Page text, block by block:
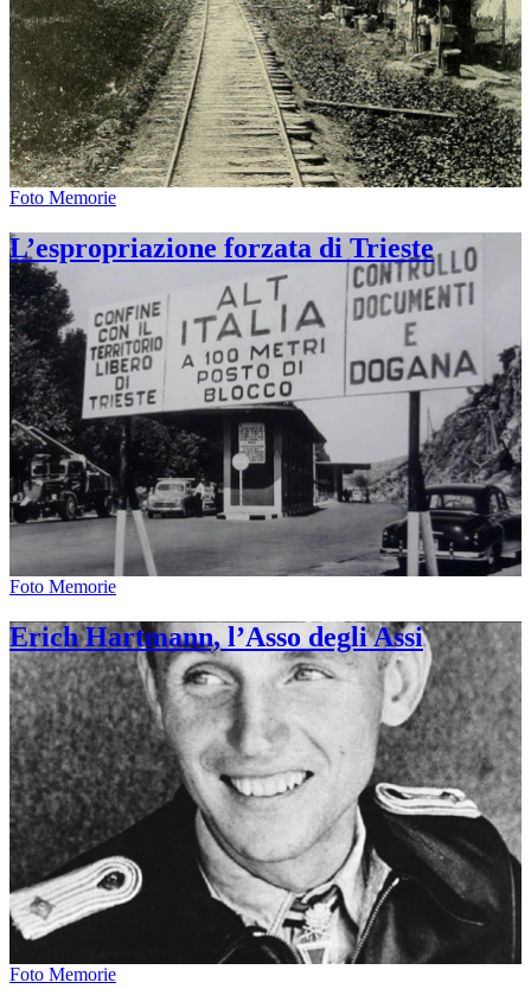
Foto Memorie
L’espropriazione forzata di Trieste
Foto Memorie
Erich Hartmann, l’Asso degli Assi
Foto Memorie